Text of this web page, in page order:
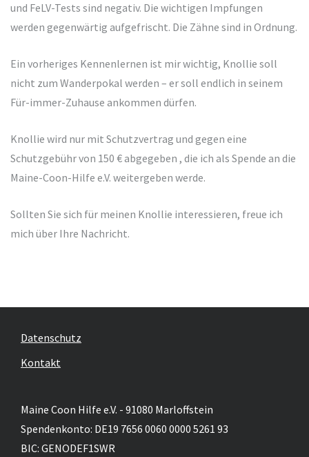
und FeLV-Tests sind negativ. Die wichtigen Impfungen
werden gegenwärtig aufgefrischt. Die Zähne sind in Ordnung.
Ein vorheriges Kennenlernen ist mir wichtig, Knollie soll
nicht zum Wanderpokal werden – er soll endlich in seinem
Für-immer-Zuhause ankommen dürfen.
Knollie wird nur mit Schutzvertrag und gegen eine
Schutzgebühr von 150 € abgegeben , die ich als Spende an die
Maine-Coon-Hilfe e.V. weitergeben werde.
Sollten Sie sich für meinen Knollie interessieren, freue ich
mich über Ihre Nachricht.
Datenschutz
Kontakt
Maine Coon Hilfe e.V. - 91080 Marloffstein
Spendenkonto: DE19 7656 0060 0000 5261 93
BIC: GENODEF1SWR